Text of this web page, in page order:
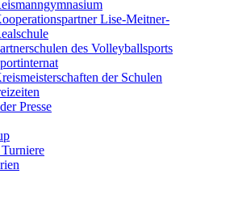
Lise-Meitner-
des Volleyballsports
der Schulen
Presse